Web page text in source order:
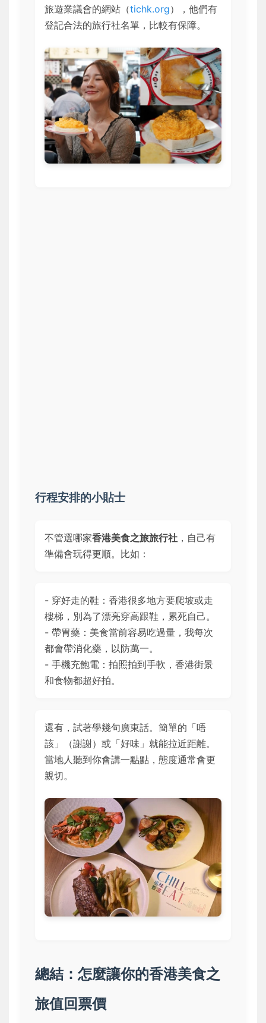
旅遊業議會的網站（tichk.org），他們有
登記合法的旅行社名單，比較有保障。
行程安排的小貼士
不管選哪家香港美食之旅旅行社 ，自己有
準備會玩得更順。比如：
- 穿好走的鞋：香港很多地方要爬坡或走
樓梯，別為了漂亮穿高跟鞋，累死自己。
- 帶胃藥：美食當前容易吃過量，我每次
都會帶消化藥，以防萬一。
- 手機充飽電：拍照拍到手軟，香港街景
和食物都超好拍。
還有，試著學幾句廣東話。簡單的「唔
該」（謝謝）或「好味」就能拉近距離。
當地人聽到你會講一點點，態度通常會更
親切。
總結：怎麼讓你的香港美食之
旅值回票價